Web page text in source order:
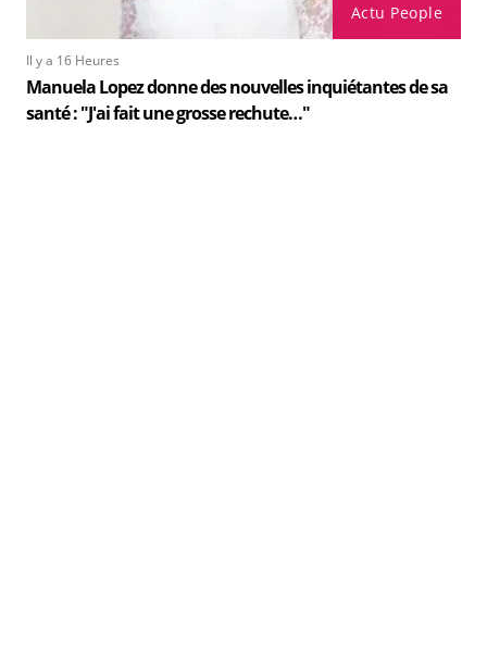
Actu People
Il y a 16 Heures
Manuela Lopez donne des nouvelles inquiétantes de sa
santé : "J'ai fait une grosse rechute…"